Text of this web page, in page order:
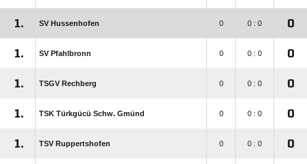
1. SV Hussenhofen 0 0 : 0 0
1. SV Pfahlbronn 0 0 : 0 0
1. TSGV Rechberg 0 0 : 0 0
1. TSK Türkgücü Schw. Gmünd 0 0 : 0 0
1. TSV Ruppertshofen 0 0 : 0 0